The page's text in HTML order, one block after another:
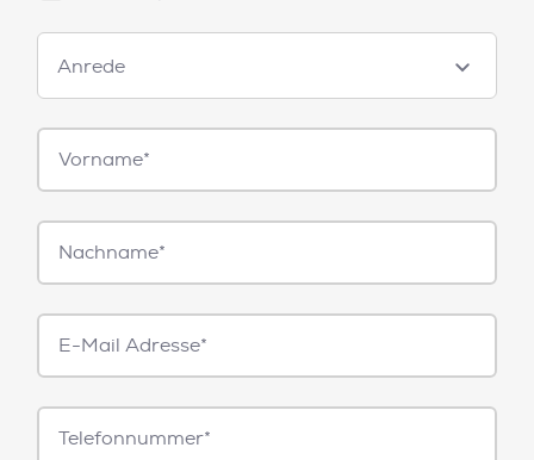
Anrede
Anrede
Vorname*
Nachname*
E-
Mail*
Telefonnummer